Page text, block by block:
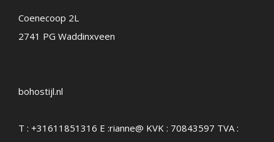
Coenecoop 2L
2741 PG Waddinxveen
bohostijl.nl
T : +31611851316 E :rianne@ KVK : 70843597 TVA :